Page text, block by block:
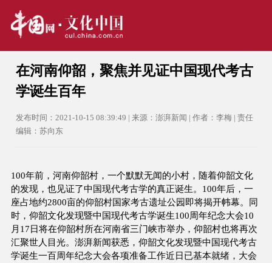
在河南仰韶，聚焦并见证中国现代考古
学诞生百年
发布时间：2021-10-15 08:39:49 | 来源：澎湃新闻 | 作者：李梅 | 责任
编辑：苏向东
100年前，河南仰韶村，一个默默无闻的小村，随着仰韶文化
的发现，也见证了中国现代考古学的真正诞生。100年后，一
座占地约2800亩的仰韶村国家考古遗址公园即将揭开帏幕。同
时，仰韶文化发现暨中国现代考古学诞生100周年纪念大会10
月17日将在仰韶村所在河南省三门峡市举办，仰韶村也将再次
汇聚世人目光。澎湃新闻获悉，仰韶文化发现暨中国现代考古
学诞生一百周年纪念大会各项准备工作近日已基本就绪，大会